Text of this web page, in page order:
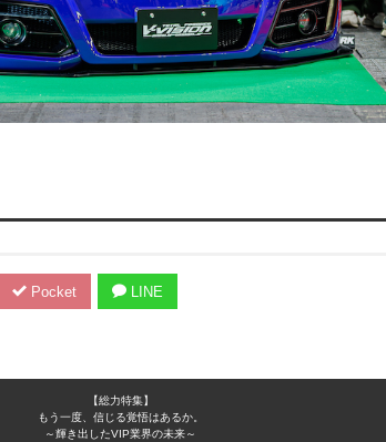
Pocket LINE
【総力特集】
もう一度、信じる覚悟はあるか。
～輝き出したVIP業界の未来～